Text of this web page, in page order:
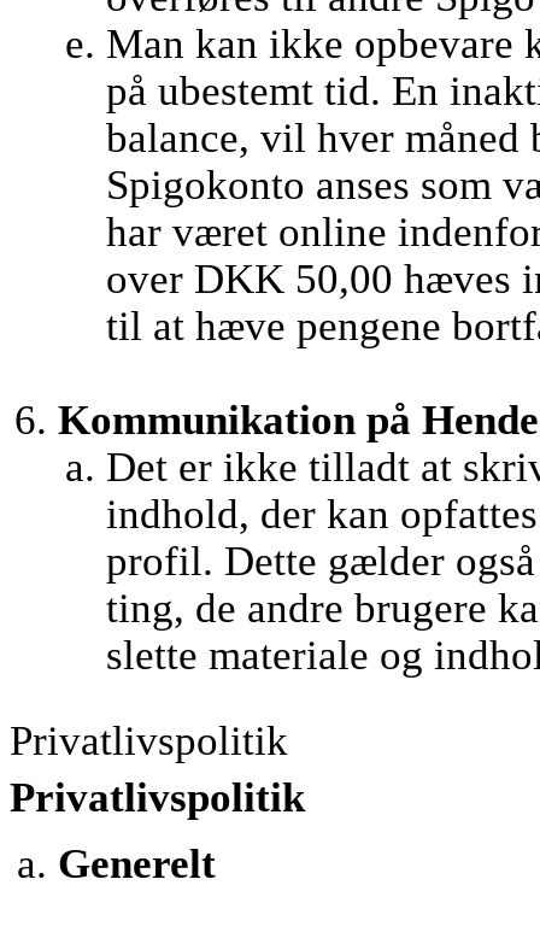
Man kan ikke opbevare
på ubestemt tid. En
balance, vil hver
Spigokonto anses som
har været online
over DKK 50,00 hæves
til at hæve pengene
Kommunikation på
Det er ikke tilladt at
indhold, der kan
profil. Dette gælder
ting, de andre brugere
slette materiale og
Privatlivspolitik
Privatlivspolitik
Generelt